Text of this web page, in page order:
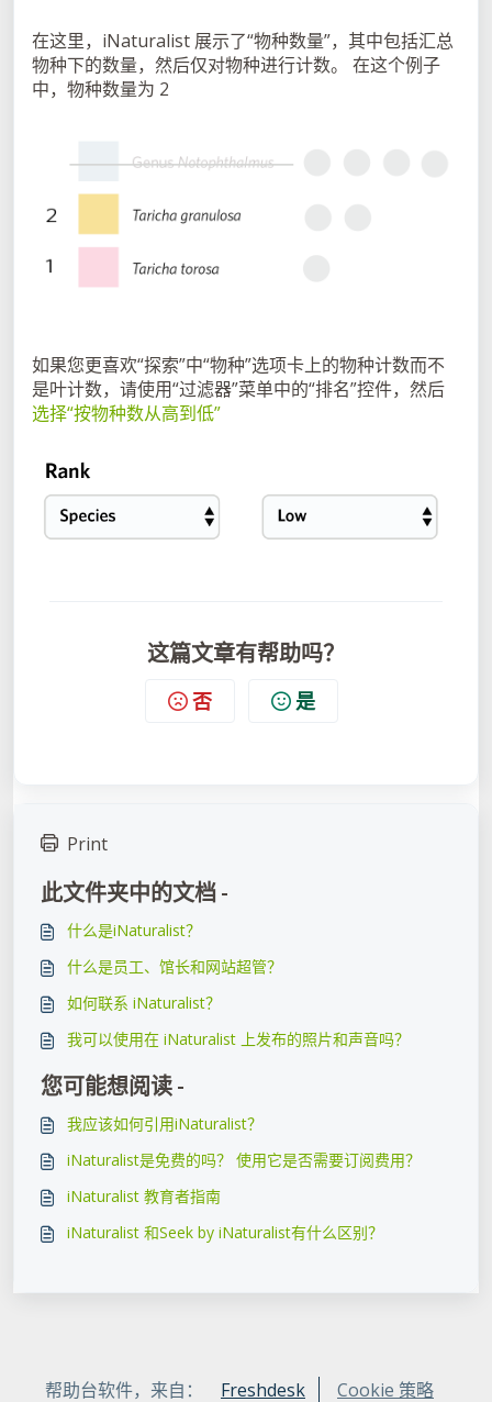
在这里，iNaturalist 展示了“物种数量”，其中包括汇总
物种下的数量，然后仅对物种进行计数。 在这个例子
中，物种数量为 2
如果您更喜欢“探索”中“物种”选项卡上的物种计数而不
是叶计数，请使用“过滤器”菜单中的“排名”控件，然后
选择“按物种数从高到低”
这篇文章有帮助吗？
否 是
Print
此文件夹中的文档 -
什么是iNaturalist？
什么是员工、馆长和网站超管？
如何联系 iNaturalist？
我可以使用在 iNaturalist 上发布的照片​​和声音吗？
您可能想阅读 -
我应该如何引用iNaturalist？
iNaturalist是免费的吗？ 使用它是否需要订阅费用？
iNaturalist 教育者指南
iNaturalist 和Seek by iNaturalist有什么区别？
帮助台软件，来自： Freshdesk Cookie 策略